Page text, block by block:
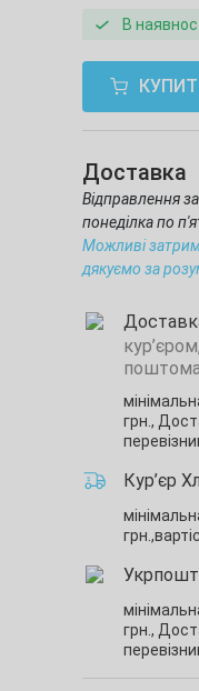
В
Доставка
Відправлення
понеділка по
Можливі
дякуємо за
грн.,
Кур’єр
грн.,
грн.,